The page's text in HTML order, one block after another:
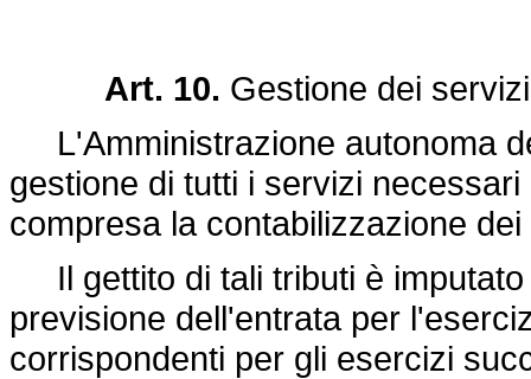
Art. 10. Gestione dei
L'Amministrazione autonoma
gestione di tutti i servizi
compresa la contabilizzazione
Il gettito di tali tributi è imputato
previsione dell'entrata per
corrispondenti per gli esercizi